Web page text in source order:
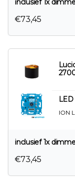
inclusief 1x
€73,45
ION
inclusief 1x
€73,45